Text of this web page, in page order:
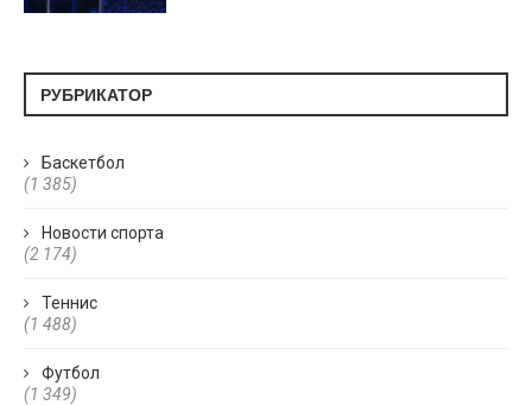
РУБРИКАТОР
Баскетбол
(1 385)
Новости спорта
(2 174)
Теннис
(1 488)
Футбол
(1 349)